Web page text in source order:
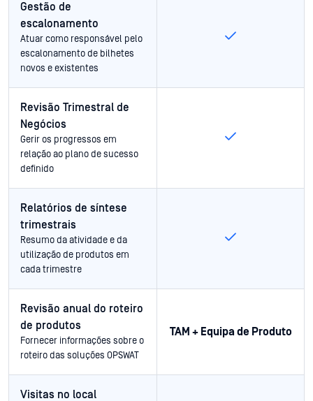
Gestão de
escalonamento
Atuar como responsável pelo
escalonamento de bilhetes
novos e existentes
Revisão Trimestral de
Negócios
Gerir os progressos em
relação ao plano de sucesso
definido
Relatórios de síntese
trimestrais
Resumo da atividade e da
utilização de produtos em
cada trimestre
Revisão anual do roteiro
de produtos
Fornecer informações sobre o
roteiro das soluções OPSWAT
TAM + Equipa de Produto
Visitas no local